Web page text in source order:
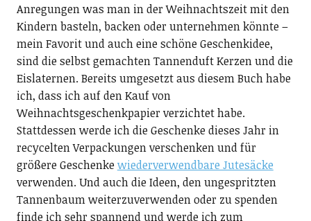
Anregungen was man in der Weihnachtszeit mit den
Kindern basteln, backen oder unternehmen könnte –
mein Favorit und auch eine schöne Geschenkidee,
sind die selbst gemachten Tannenduft Kerzen und die
Eislaternen. Bereits umgesetzt aus diesem Buch habe
ich, dass ich auf den Kauf von
Weihnachtsgeschenkpapier verzichtet habe.
Stattdessen werde ich die Geschenke dieses Jahr in
recycelten Verpackungen verschenken und für
größere Geschenkewiederverwendbare Jutesäcke
verwenden. Und auch die Ideen, den ungespritzten
Tannenbaum weiterzuverwenden oder zu spenden
finde ich sehr spannend und werde ich zum